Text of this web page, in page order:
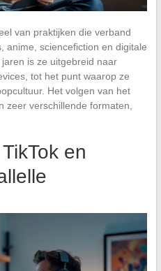
van praktijken die verband
anime, sciencefiction en digitale
is ze uitgebreid naar
tot het punt waarop ze
Het volgen van het
zeer verschillende formaten,
en